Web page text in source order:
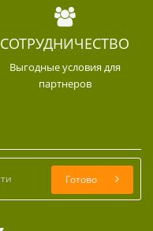
СОТРУДНИЧЕСТВО
Выгодные условия для
партнеров
Готово